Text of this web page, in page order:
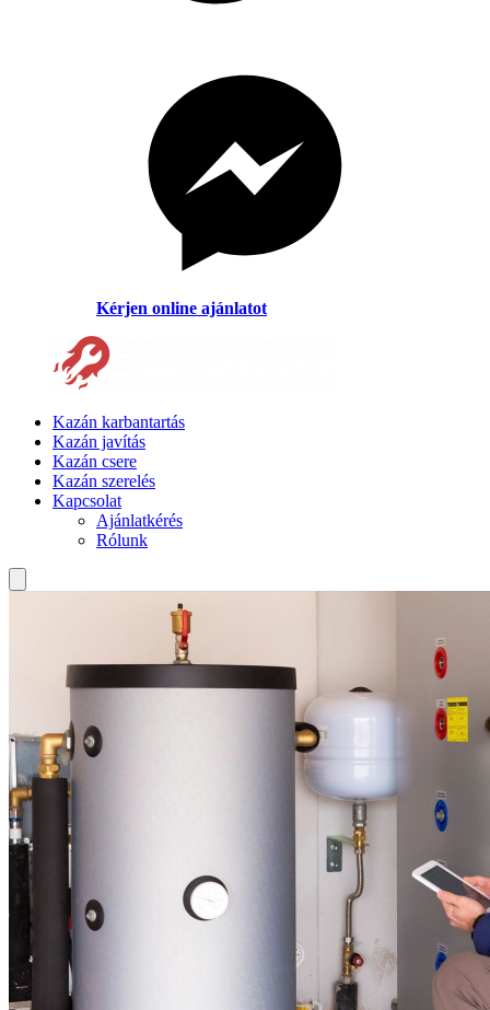
Kérjen online ajánlatot
Kazán karbantartás
Kazán javítás
Kazán csere
Kazán szerelés
Kapcsolat
Ajánlatkérés
Rólunk